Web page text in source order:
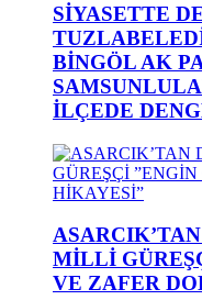
SİYASETTE
BİNGÖL AK
İLÇEDE
MİLLİ
VE ZAFER